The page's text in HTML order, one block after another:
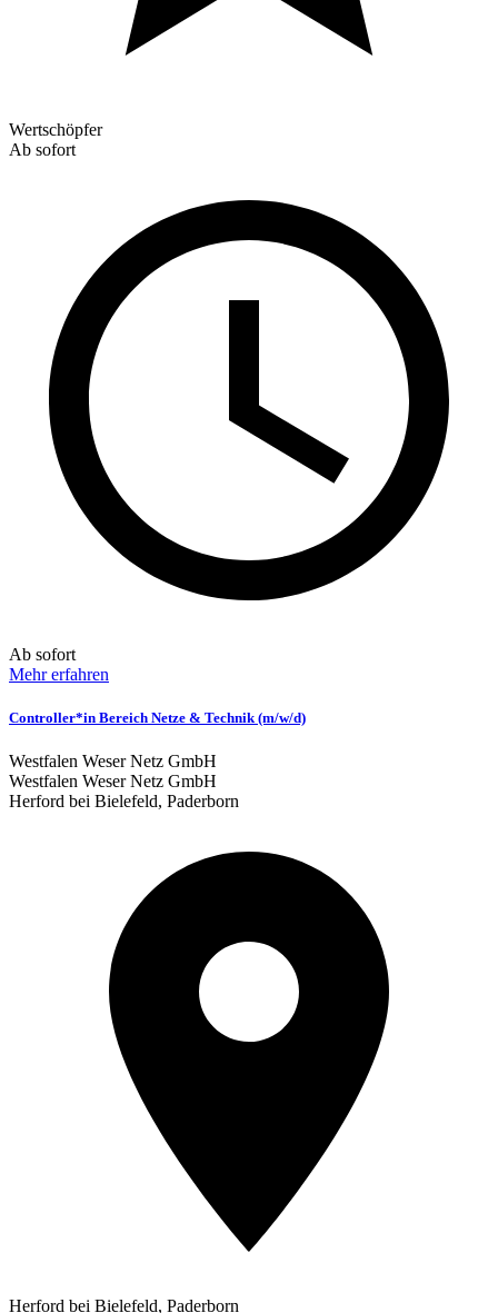
Wertschöpfer
Ab sofort
Ab sofort
Mehr erfahren
Controller*in Bereich Netze & Technik (m/w/d)
Westfalen Weser Netz GmbH
Westfalen Weser Netz GmbH
Herford bei Bielefeld, Paderborn
Herford bei Bielefeld, Paderborn